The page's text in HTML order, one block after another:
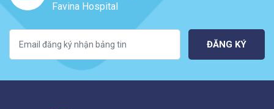
Favina Hospital
ĐĂNG KÝ